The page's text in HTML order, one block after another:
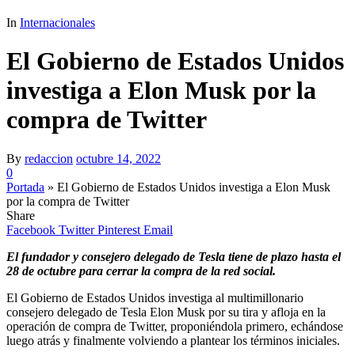
In Internacionales
El Gobierno de Estados Unidos
investiga a Elon Musk por la
compra de Twitter
By redaccion octubre 14, 2022
0
Portada » El Gobierno de Estados Unidos investiga a Elon Musk
por la compra de Twitter
Share
Facebook Twitter Pinterest Email
El fundador y consejero delegado de Tesla tiene de plazo hasta el
28 de octubre para cerrar la compra de la red social.
El Gobierno de Estados Unidos investiga al multimillonario
consejero delegado de Tesla Elon Musk por su tira y afloja en la
operación de compra de Twitter, proponiéndola primero, echándose
luego atrás y finalmente volviendo a plantear los términos iniciales.